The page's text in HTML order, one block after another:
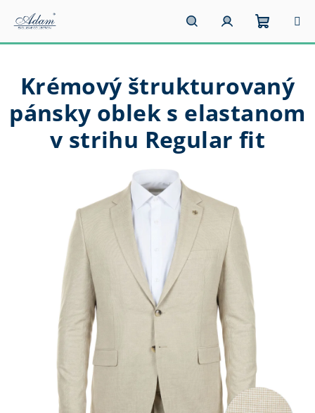
obsah
HľadaťPrihlásenie
košík
Krémový štrukturovaný
pánsky oblek s elastanom
v strihu Regular fit